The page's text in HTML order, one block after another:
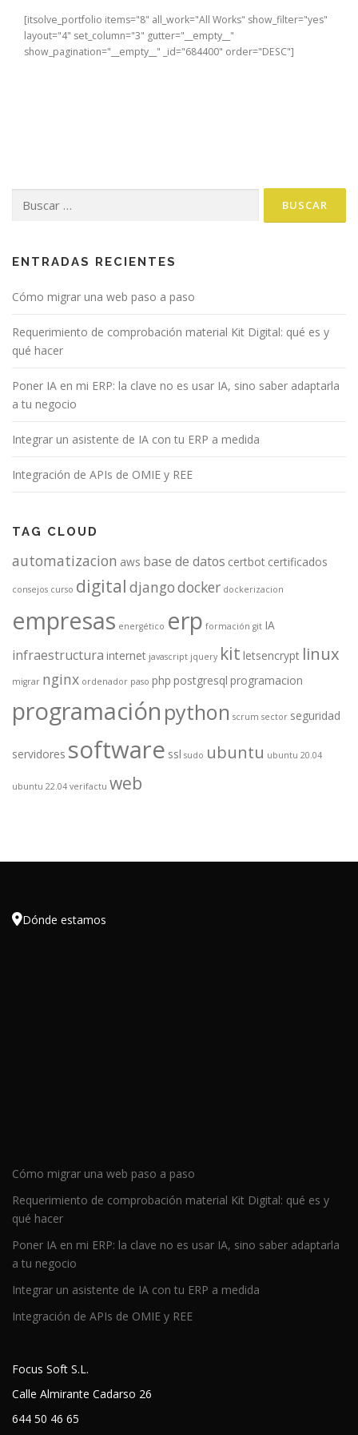
[itsolve_portfolio items="8" all_work="All Works" show_filter="yes"
layout="4" set_column="3" gutter="__empty__"
show_pagination="__empty__" _id="684400" order="DESC"]
ENTRADAS RECIENTES
Cómo migrar una web paso a paso
Requerimiento de comprobación material Kit Digital: qué es y
qué hacer
Poner IA en mi ERP: la clave no es usar IA, sino saber adaptarla
a tu negocio
Integrar un asistente de IA con tu ERP a medida
Integración de APIs de OMIE y REE
TAG CLOUD
automatizacion aws base de datos certbot certificados
consejos curso digital djangodocker dockerizacion
empresas energético erp formación git IA
infraestructura internet javascript jquery kit letsencrypt linux
migrar nginx ordenador paso php postgresql programacion
programación python scrum sector seguridad
servidores software ssl sudo ubuntu ubuntu 20.04
ubuntu 22.04 verifactu web
Dónde estamos
Cómo migrar una web paso a paso
Requerimiento de comprobación material Kit Digital: qué es y
qué hacer
Poner IA en mi ERP: la clave no es usar IA, sino saber adaptarla
a tu negocio
Integrar un asistente de IA con tu ERP a medida
Integración de APIs de OMIE y REE
Focus Soft S.L.
Calle Almirante Cadarso 26
644 50 46 65